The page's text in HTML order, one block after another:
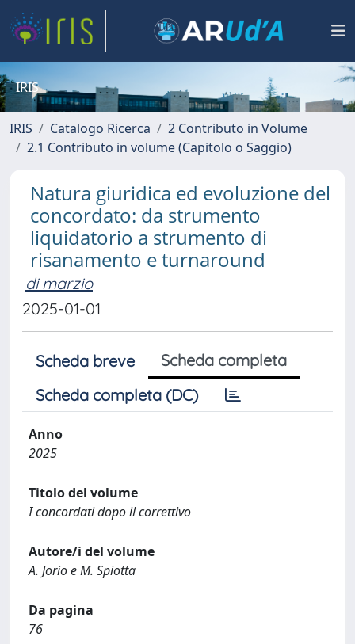
IRIS
IRIS Catalogo Ricerca
2 Contributo in Volume
2.1 Contributo in volume (Capitolo o Saggio)
Natura giuridica ed evoluzione del
concordato: da strumento
liquidatorio a strumento di
risanamento e turnaround
di marzio
2025-01-01
Scheda breve
Scheda completa
Scheda completa (DC)
Anno
2025
Titolo del volume
I concordati dopo il correttivo
Autore/i del volume
A. Jorio e M. Spiotta
Da pagina
76